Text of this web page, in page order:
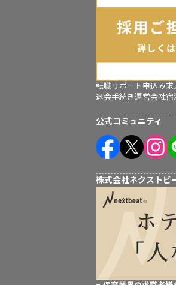
転職サポート申込み求
退会手続き運営会社宿
公式コミュニティ
株式会社ネクストビ